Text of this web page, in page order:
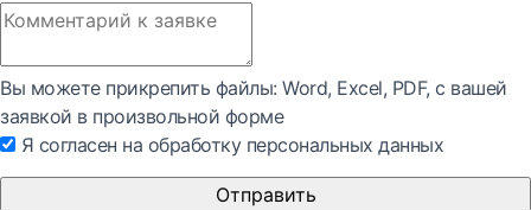
Вы можете прикрепить файлы: Word, Exсel, PDF, с вашей
заявкой в произвольной форме
Я согласен на обработку персональных данных
Отправить